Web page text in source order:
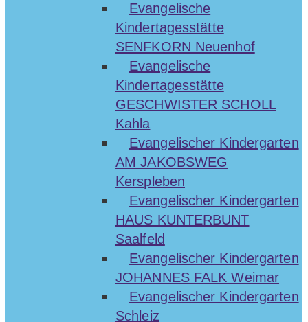
Evangelische
Kindertagesstätte
SENFKORN Neuenhof
Evangelische
Kindertagesstätte
GESCHWISTER SCHOLL
Kahla
Evangelischer Kindergarten
AM JAKOBSWEG
Kerspleben
Evangelischer Kindergarten
HAUS KUNTERBUNT
Saalfeld
Evangelischer Kindergarten
JOHANNES FALK Weimar
Evangelischer Kindergarten
Schleiz